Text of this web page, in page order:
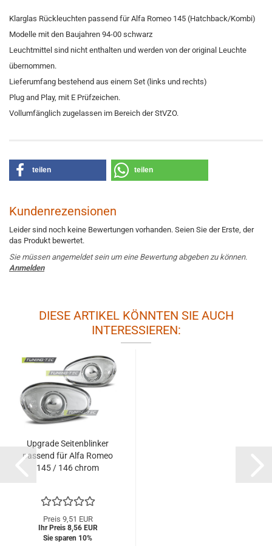
Klarglas Rückleuchten passend für Alfa Romeo 145 (Hatchback/Kombi)
Modelle mit den Baujahren 94-00 schwarz
Leuchtmittel sind nicht enthalten und werden von der original Leuchte
übernommen.
Lieferumfang bestehend aus einem Set (links und rechts)
Plug and Play, mit E Prüfzeichen.
Vollumfänglich zugelassen im Bereich der StVZO.
teilen teilen
Kundenrezensionen
Leider sind noch keine Bewertungen vorhanden. Seien Sie der Erste, der
das Produkt bewertet.
Sie müssen angemeldet sein um eine Bewertung abgeben zu können.
Anmelden
DIESE ARTIKEL KÖNNTEN SIE AUCH
INTERESSIEREN:
Upgrade Seitenblinker
passend für Alfa Romeo
145 / 146 chrom
Preis 9,51 EUR
Ihr Preis 8,56 EUR
Sie sparen 10%